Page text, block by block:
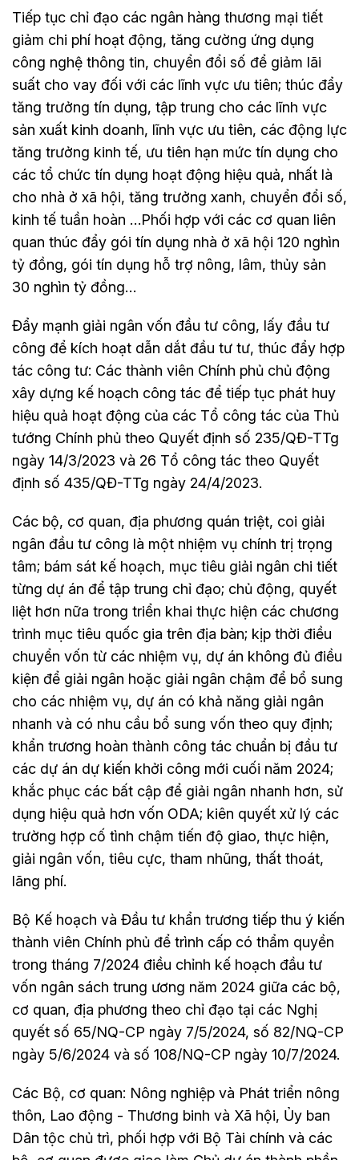
Tiếp tục chỉ đạo các ngân hàng thương mại tiết
giảm chi phí hoạt động, tăng cường ứng dụng
công nghệ thông tin, chuyển đổi số để giảm lãi
suất cho vay đối với các lĩnh vực ưu tiên; thúc đẩy
tăng trưởng tín dụng, tập trung cho các lĩnh vực
sản xuất kinh doanh, lĩnh vực ưu tiên, các động lực
tăng trưởng kinh tế, ưu tiên hạn mức tín dụng cho
các tổ chức tín dụng hoạt động hiệu quả, nhất là
cho nhà ở xã hội, tăng trưởng xanh, chuyển đổi số,
kinh tế tuần hoàn …Phối hợp với các cơ quan liên
quan thúc đẩy gói tín dụng nhà ở xã hội 120 nghìn
tỷ đồng, gói tín dụng hỗ trợ nông, lâm, thủy sản
30 nghìn tỷ đồng…
Đẩy mạnh giải ngân vốn đầu tư công, lấy đầu tư
công để kích hoạt dẫn dắt đầu tư tư, thúc đẩy hợp
tác công tư: Các thành viên Chính phủ chủ động
xây dựng kế hoạch công tác để tiếp tục phát huy
hiệu quả hoạt động của các Tổ công tác của Thủ
tướng Chính phủ theo Quyết định số 235/QĐ-TTg
ngày 14/3/2023 và 26 Tổ công tác theo Quyết
định số 435/QĐ-TTg ngày 24/4/2023.
Các bộ, cơ quan, địa phương quán triệt, coi giải
ngân đầu tư công là một nhiệm vụ chính trị trọng
tâm; bám sát kế hoạch, mục tiêu giải ngân chi tiết
từng dự án để tập trung chỉ đạo; chủ động, quyết
liệt hơn nữa trong triển khai thực hiện các chương
trình mục tiêu quốc gia trên địa bàn; kịp thời điều
chuyển vốn từ các nhiệm vụ, dự án không đủ điều
kiện để giải ngân hoặc giải ngân chậm để bổ sung
cho các nhiệm vụ, dự án có khả năng giải ngân
nhanh và có nhu cầu bổ sung vốn theo quy định;
khẩn trương hoàn thành công tác chuẩn bị đầu tư
các dự án dự kiến khởi công mới cuối năm 2024;
khắc phục các bất cập để giải ngân nhanh hơn, sử
dụng hiệu quả hơn vốn ODA; kiên quyết xử lý các
trường hợp cố tình chậm tiến độ giao, thực hiện,
giải ngân vốn, tiêu cực, tham nhũng, thất thoát,
lãng phí.
Bộ Kế hoạch và Đầu tư khẩn trương tiếp thu ý kiến
thành viên Chính phủ để trình cấp có thẩm quyền
trong tháng 7/2024 điều chỉnh kế hoạch đầu tư
vốn ngân sách trung ương năm 2024 giữa các bộ,
cơ quan, địa phương theo chỉ đạo tại các Nghị
quyết số 65/NQ-CP ngày 7/5/2024, số 82/NQ-CP
ngày 5/6/2024 và số 108/NQ-CP ngày 10/7/2024.
Các Bộ, cơ quan: Nông nghiệp và Phát triển nông
thôn, Lao động - Thương binh và Xã hội, Ủy ban
Dân tộc chủ trì, phối hợp với Bộ Tài chính và các